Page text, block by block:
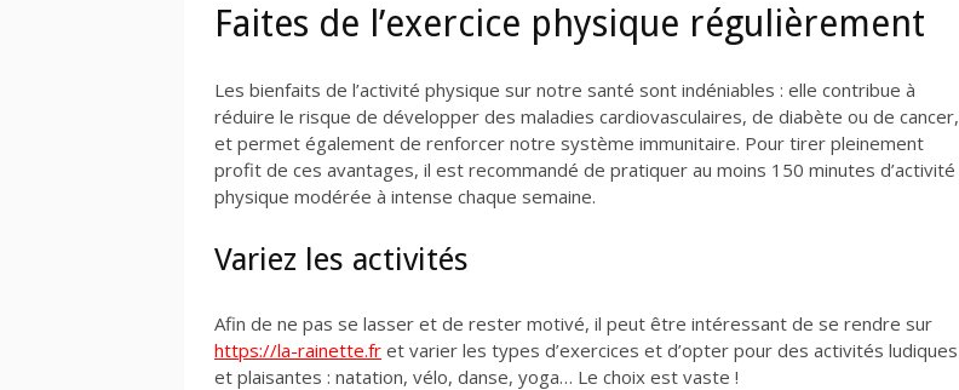
Faites de l’exercice physique régulièrement
Les bienfaits de l’activité physique sur notre santé sont indéniables : elle contribue à
réduire le risque de développer des maladies cardiovasculaires, de diabète ou de cancer,
et permet également de renforcer notre système immunitaire. Pour tirer pleinement
profit de ces avantages, il est recommandé de pratiquer au moins 150 minutes d’activité
physique modérée à intense chaque semaine.
Variez les activités
Afin de ne pas se lasser et de rester motivé, il peut être intéressant de se rendre sur
https://la-rainette.fr et varier les types d’exercices et d’opter pour des activités ludiques
et plaisantes : natation, vélo, danse, yoga… Le choix est vaste !